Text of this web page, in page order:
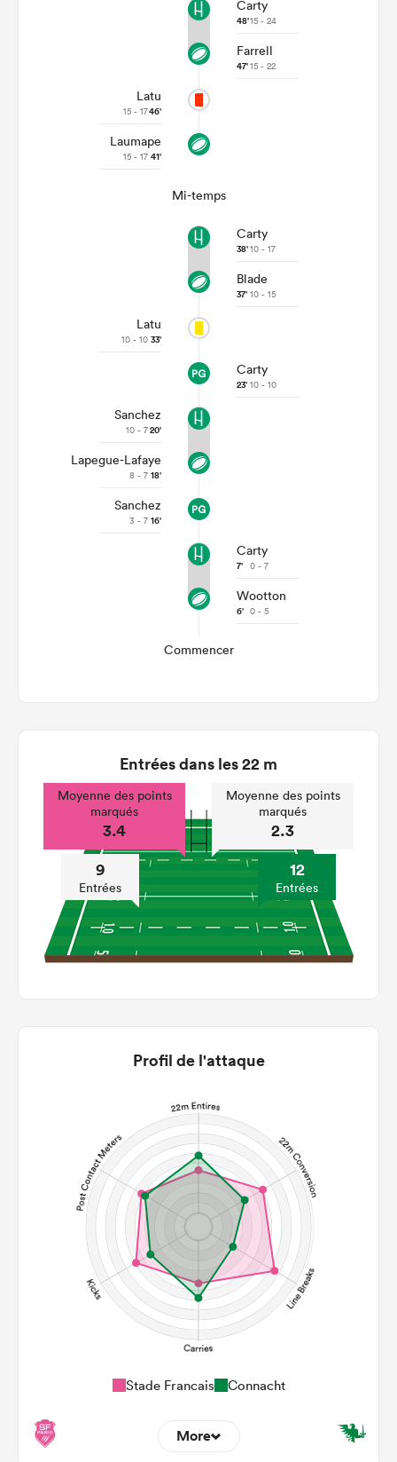
Carty
48'15 - 24
Farrell
47'15 - 22
Latu
15 - 1746'
Laumape
15 - 17 41'
Mi-temps
Carty
38'10 - 17
Blade
37' 10 - 15
Latu
10 - 10 33'
Carty
23' 10 - 10
Sanchez
10 - 720'
Lapegue-Lafaye
8 - 7 18'
Sanchez
3 - 7 16'
Carty
7' 0 - 7
Wootton
6' 0 - 5
Commencer
Entrées dans les 22 m
Moyenne des points
marqués
3.4
9
Entrées
Moyenne des points
marqués
2.3
12
Entrées
Profil de l'attaque
Stade Francais Connacht
More